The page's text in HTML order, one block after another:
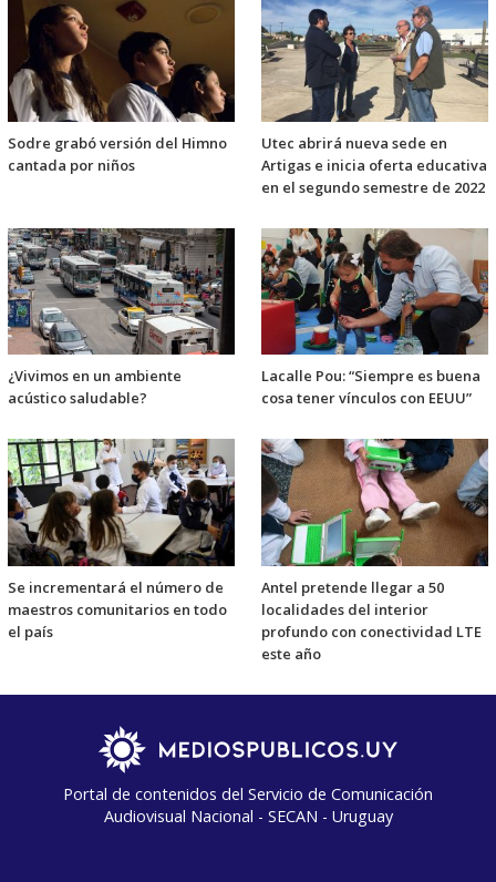
Sodre grabó versión del Himno
cantada por niños
Utec abrirá nueva sede en
Artigas e inicia oferta educativa
en el segundo semestre de 2022
¿Vivimos en un ambiente
acústico saludable?
Lacalle Pou: “Siempre es buena
cosa tener vínculos con EEUU”
Se incrementará el número de
maestros comunitarios en todo
el país
Antel pretende llegar a 50
localidades del interior
profundo con conectividad LTE
este año
Portal de contenidos del Servicio de Comunicación
Audiovisual Nacional - SECAN - Uruguay